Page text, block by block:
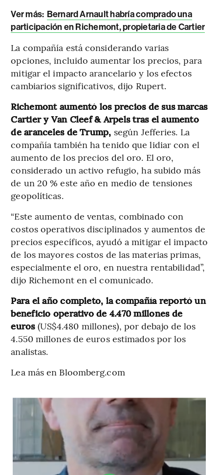
Ver más: Bernard Arnault habría comprado una
participación en Richemont, propietaria de Cartier
La compañía está considerando varias
opciones, incluido aumentar los precios, para
mitigar el impacto arancelario y los efectos
cambiarios significativos, dijo Rupert.
Richemont aumentó los precios de sus marcas
Cartier y Van Cleef & Arpels tras el aumento
de aranceles de Trump, según Jefferies. La
compañía también ha tenido que lidiar con el
aumento de los precios del oro. El oro,
considerado un activo refugio, ha subido más
de un 20 % este año en medio de tensiones
geopolíticas.
“Este aumento de ventas, combinado con
costos operativos disciplinados y aumentos de
precios específicos, ayudó a mitigar el impacto
de los mayores costos de las materias primas,
especialmente el oro, en nuestra rentabilidad”,
dijo Richemont en el comunicado.
Para el año completo, la compañía reportó un
beneficio operativo de 4.470 millones de
euros(US$4.480 millones), por debajo de los
4.550 millones de euros estimados por los
analistas.
Lea más en Bloomberg.com